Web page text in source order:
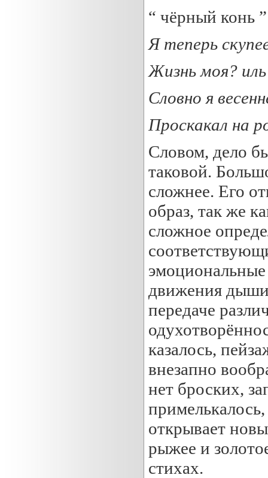
“ чёрный конь
Я теперь
Жизнь моя?
Словно я
Проскакал на
Словом, дело
таковой.
сложнее. Его
образ, так же
сложное
движения
передаче
казалось,
внезапно
нет броских,
открывает
рыжее и
стихах.